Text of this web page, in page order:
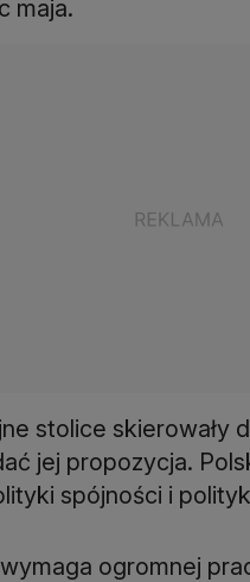
maja.
stolice skierowały
jej propozycja.
spójności i
ogromnej